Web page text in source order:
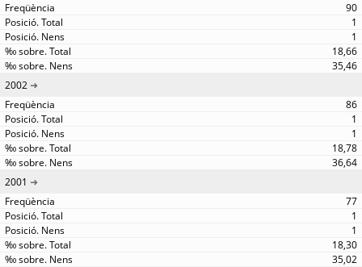
90
1
1
18,66
35,46
2002
86
1
1
18,78
36,64
2001
77
1
1
18,30
35,02